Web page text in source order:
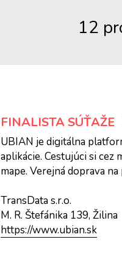
12
FINALISTA SÚŤAŽE
UBIAN je digitálna
aplikácie. Cestujúci si
mape. Verejná doprava
TransData s.r.o.
M. R. Štefánika 139, Žilina
https://www.ubian.sk